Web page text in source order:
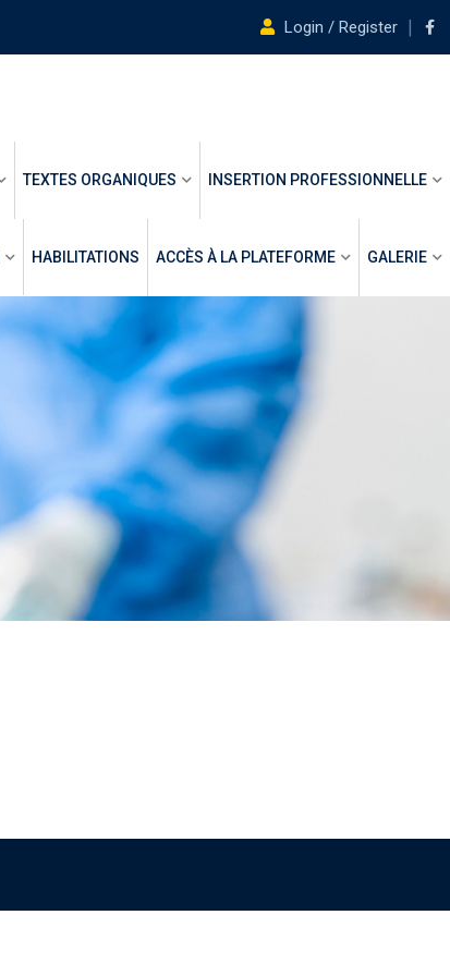
Login / Register
TEXTES ORGANIQUES INSERTION PROFESSIONNELLE
HABILITATIONS ACCÈS À LA PLATEFORME GALERIE